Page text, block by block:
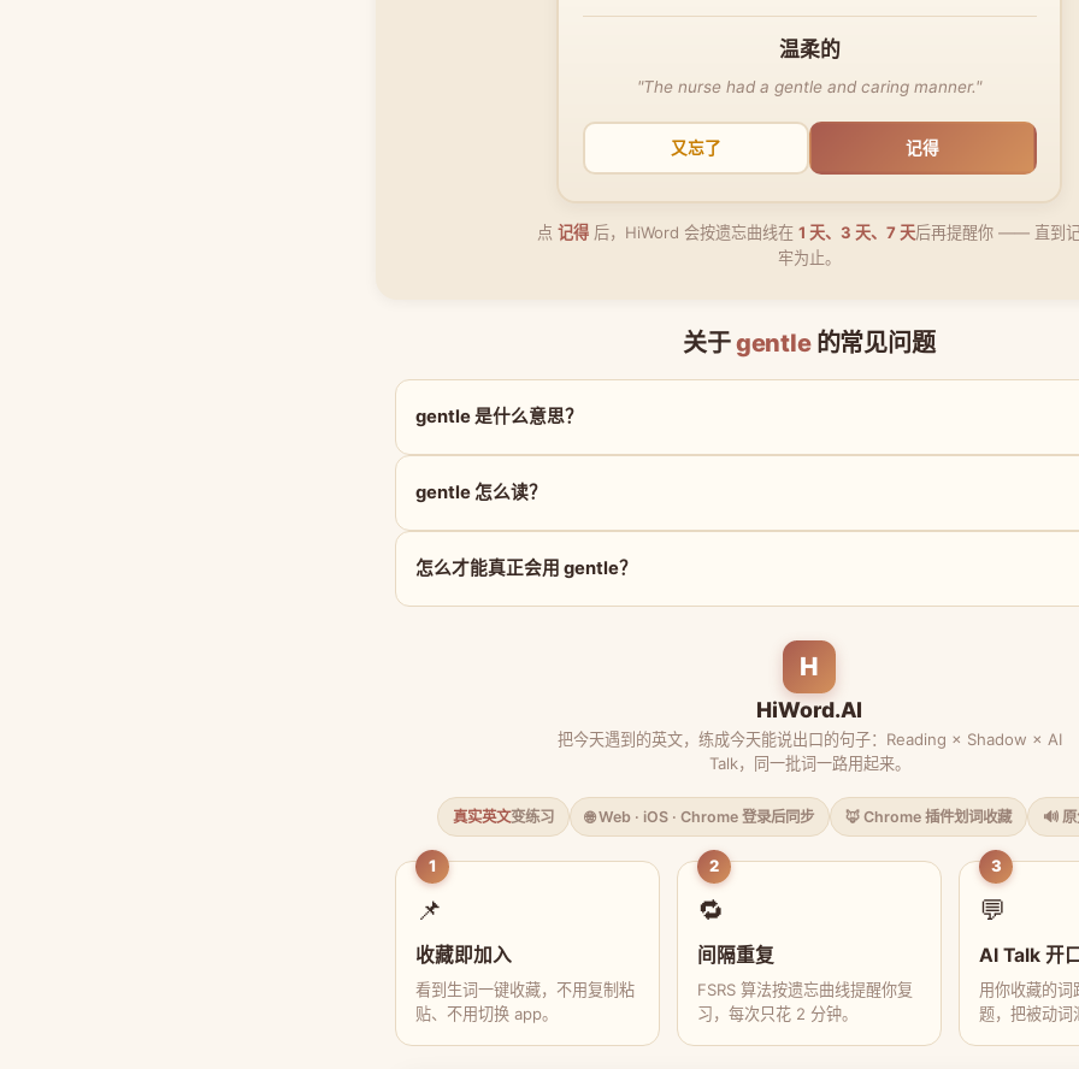
温柔的
"The nurse had a gentle and caring manner."
又忘了 记得
点 记得 后，HiWord 会按遗忘曲线在 1 天、3 天、7 天后再提醒你 —— 直到
牢为止。
关于gentle的常见问题
gentle 是什么意思？
gentle 怎么读？
怎么才能真正会用 gentle？
H
HiWord.AI
把今天遇到的英文，练成今天能说出口的句子：Reading × Shadow × AI
Talk，同一批词一路用起来。
真实英文变练习 🌐 Web · iOS · Chrome 登录后同步 🦊 Chrome 插件划词收藏 🔊
1
📌
收藏即加入
看到生词一键收藏，不用复制粘
贴、不用切换 app。
2
🔁
间隔重复
FSRS 算法按遗忘曲线提醒你复
习，每次只花 2 分钟。
3
💬
AI Talk 开
用你收藏的词
题，把被动词